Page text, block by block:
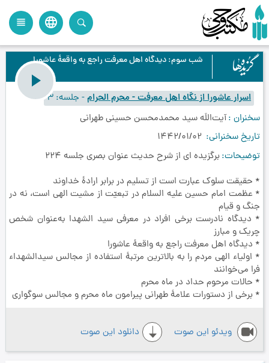
language
view_headline
شب سوم: دیدگاه اهل معرفت راجع به واقعۀ عاشورا
اسرار عاشورا از نگاه اهل معرفت - محرم الحرام- جلسه 3
سخنران آیت‌اللَه سید محمدمحسن حسینی طهرانی
تاریخ سخنرانی
توضیحات برگزیده ای از شرح حدیث عنوان بصری جلسه 224
* حقیقت سلوک عبارت است از تسلیم در برابر ارادۀ خداوند
* عظمت امام حسین علیه السلام در تبعیّت از مشیت الهی است، نه در
جنگ و قیام
* دیدگاه نادرست برخی افراد در معرفی سید الشهدا به‌عنوان شخص
چریک و مبارز
* دیدگاه اهل معرفت راجع به واقعۀ عاشورا
* اولیاء الهی مردم را به بالاترین مرتبۀ استفاده از مجالس سیدالشهداء
فرا می‌خوانند
* حالات مرحوم حداد در ماه محرم
* برخی از دستورات علامۀ طهرانی پیرامون ماه محرم و مجالس سوگواری
ویدئو این صوت دانلود این صوت